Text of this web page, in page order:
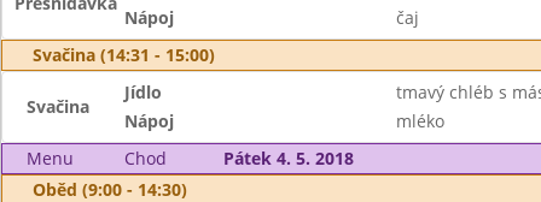
Nápoj
čaj
Svačina (14:31 - 15:00)
Svačina
Jídlo
tmavý chléb s
Nápoj
mléko
Menu
Chod
Pátek 4. 5. 2018
Oběd (9:00 - 14:30)